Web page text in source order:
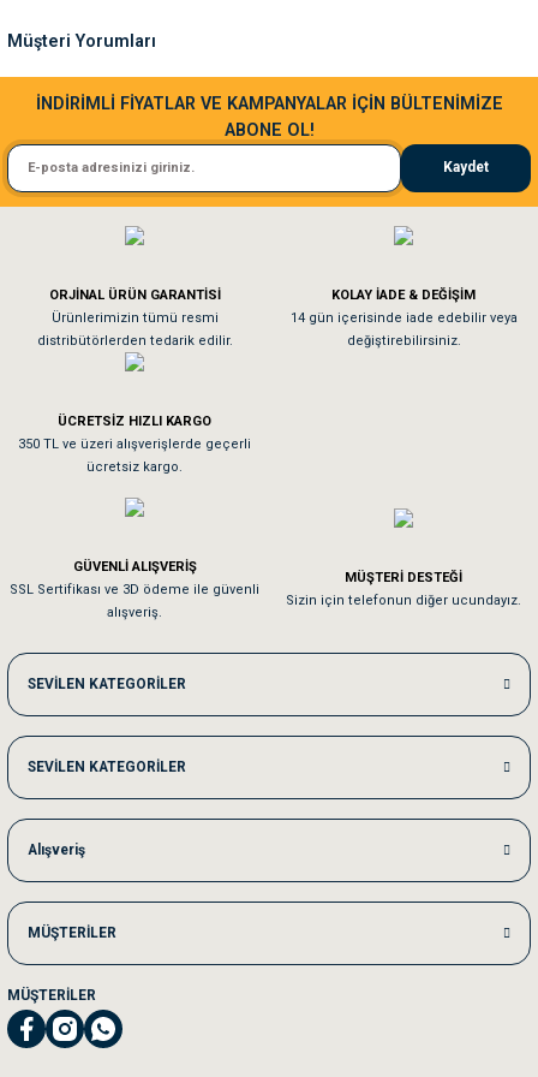
Bu ürüne benzer farklı alternatifler olmalı.
Gönder
Müşteri Yorumları
Sa**** Ta******
Kedim taze mamaya bayıldı kargo fimrasın da bir sorun yaşadım ve arkadaşlar
El**** Ek******
Köpeğim bayıldı hediyeler için teşekkürler
As**** Tu******
Tavşanım kafesinin kalitesine ve paketlemesine bayıldım
Sa**** On******
Kedilerim beğeniyorlar. Memnunuz. Uygun fiyatta olması iyi.
Me***** Ya******
Akşam verdiğim sipariş bir sonraki gün elime ulaştı. Jack russell köpeğim
Ka***** Ar******
Ufak bir sorun harici sorun olmadı sağolsunlar onuda hemen çözdüler
İNDİRİMLİ FİYATLAR VE KAMPANYALAR İÇİN BÜLTENİMİZE
ABONE OL!
Kaydet
ORJİNAL ÜRÜN GARANTİSİ
Ürünlerimizin tümü resmi
distribütörlerden tedarik edilir.
KOLAY İADE & DEĞİŞİM
14 gün içerisinde iade edebilir veya
değiştirebilirsiniz.
ÜCRETSİZ HIZLI KARGO
350 TL ve üzeri alışverişlerde geçerli
ücretsiz kargo.
GÜVENLİ ALIŞVERİŞ
SSL Sertifikası ve 3D ödeme ile güvenli
alışveriş.
MÜŞTERİ DESTEĞİ
Sizin için telefonun diğer ucundayız.
SEVİLEN KATEGORİLER
SEVİLEN KATEGORİLER
Alışveriş
MÜŞTERİLER
MÜŞTERİLER